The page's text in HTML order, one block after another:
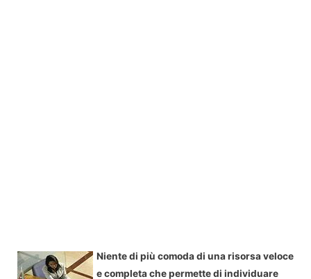
Niente di più comoda di una risorsa veloce
e completa che permette di individuare